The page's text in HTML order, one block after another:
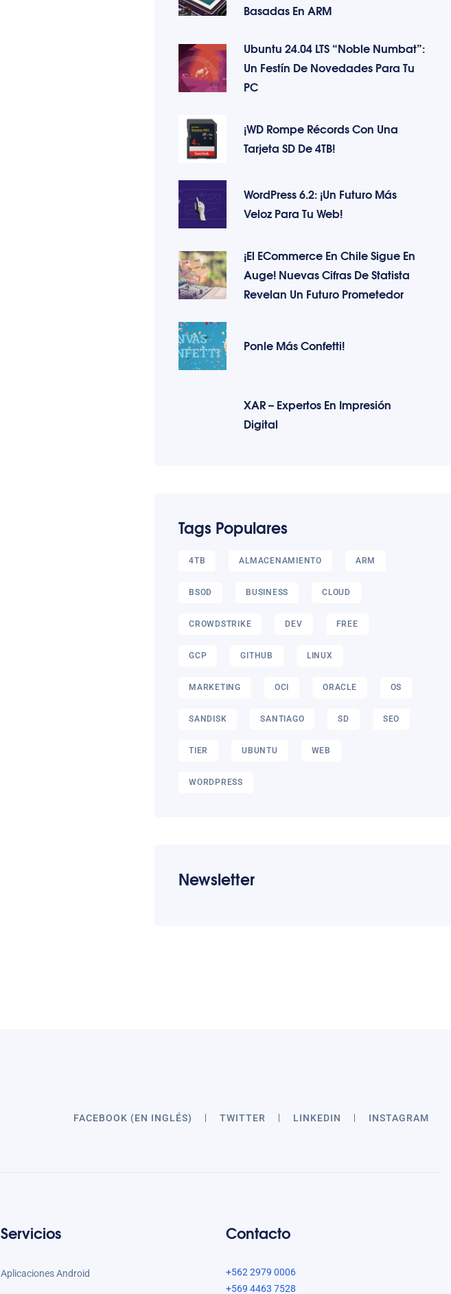
Basadas En ARM
Ubuntu 24.04 LTS “Noble Numbat”:
Un Festín De Novedades Para Tu
PC
¡WD Rompe Récords Con Una
Tarjeta SD De 4TB!
WordPress 6.2: ¡Un Futuro Más
Veloz Para Tu Web!
¡El ECommerce En Chile Sigue En
Auge! Nuevas Cifras De Statista
Revelan Un Futuro Prometedor
Ponle Más Confetti!
XAR – Expertos En Impresión
Digital
Tags Populares
4TB ALMACENAMIENTO ARM
BSOD BUSINESS CLOUD
CROWDSTRIKE DEV FREE
GCP GITHUB LINUX
MARKETING OCI ORACLE OS
SANDISK SANTIAGO SD SEO
TIER UBUNTU WEB
WORDPRESS
Newsletter
FACEBOOK (EN INGLÉS) TWITTER LINKEDIN INSTAGRAM
Servicios
Aplicaciones Android
Contacto
+562 2979 0006
+569 4463 7528